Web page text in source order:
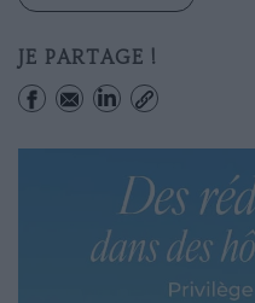
JE PARTAGE !